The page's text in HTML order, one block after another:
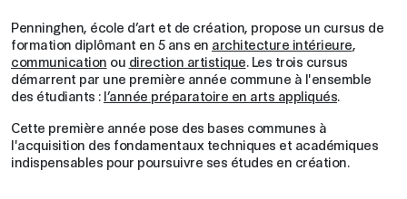
Penninghen, école d’art et de création, propose un cursus de
formation diplômant en 5 ans en architecture intérieure,
communication ou direction artistique. Les trois cursus
démarrent par une première année commune à l'ensemble
des étudiants :l’année préparatoire en arts appliqués.
Cette première année pose des bases communes à
l'acquisition des fondamentaux techniques et académiques
indispensables pour poursuivre ses études en création.